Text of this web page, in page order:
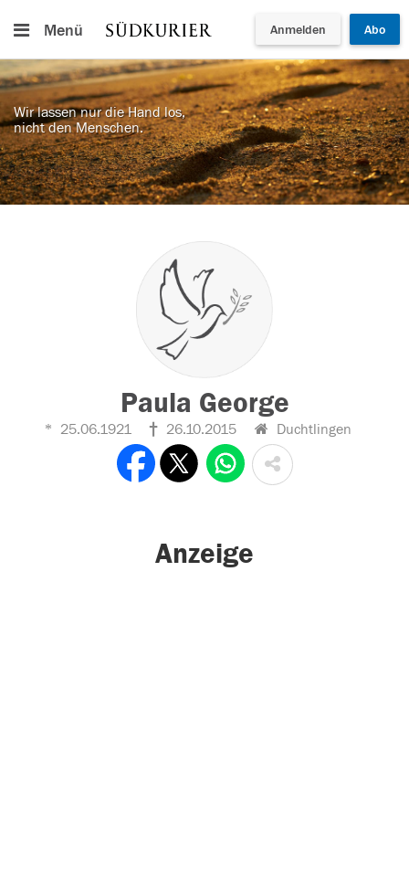
Menü Anmelden Abo
Wir lassen nur die Hand los,
nicht den Menschen.
Paula George
25.06.1921 26.10.2015 Duchtlingen
Anzeige